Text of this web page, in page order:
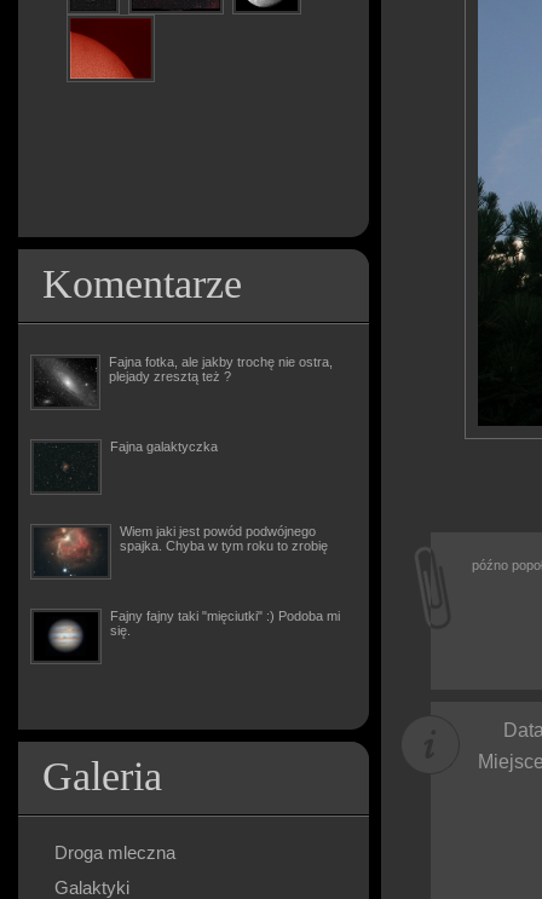
Komentarze
Fajna fotka, ale jakby trochę nie ostra,
plejady zresztą też ?
Fajna galaktyczka
Wiem jaki jest powód podwójnego
spajka. Chyba w tym roku to zrobię
Fajny fajny taki "mięciutki" :) Podoba mi
się.
Galeria
Droga mleczna
Galaktyki
późno